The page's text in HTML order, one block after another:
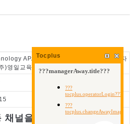
APAC 지사 설립 및 신제품 런칭 기자
)영일교육시스템
채널을 탑재한 새로운 스코
Tocplus